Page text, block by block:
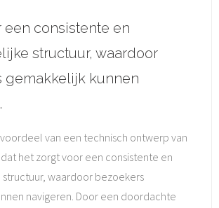
een consistente en
structuur, waardoor
gemakkelijk kunnen
van een technisch ontwerp van
het zorgt voor een consistente en
waardoor bezoekers
navigeren. Door een doordachte